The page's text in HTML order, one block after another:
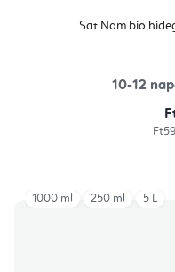
Sat Nam bio
10-12
1000 ml 250 ml 5 L